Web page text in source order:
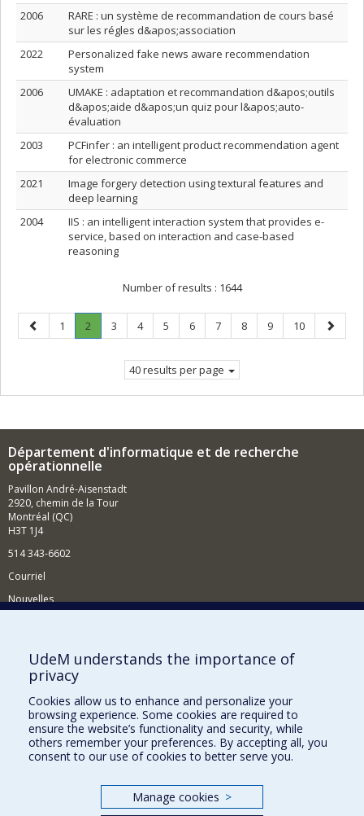
2006
RARE : un système de recommandation de cours basé
sur les régles d&apos;association
2022
Personalized fake news aware recommendation
system
2006
UMAKE : adaptation et recommandation d&apos;outils
d&apos;aide d&apos;un quiz pour l&apos;auto-
évaluation
2003
PCFinfer : an intelligent product recommendation agent
for electronic commerce
2021
Image forgery detection using textural features and
deep learning
2004
IIS : an intelligent interaction system that provides e-
service, based on interaction and case-based
reasoning
Number of results : 1644
Previous
page
Page
1 Page
2
Current
Page
3 Page
4 Page
5 Page
6 Page
7 Page
8 Page
9 Page
10
Next
page
40 results per page
Département d'informatique et de recherche
opérationnelle
Pavillon André-Aisenstadt
2920, chemin de la Tour
Montréal (QC)
H3T 1J4
514 343-6602
Courriel
Nouvelles
Comment soutenir le Département?
BESOIN D'AIDE?
Plan du site
Signaler une erreur
Accessibilité
Nos départements et écoles
UdeM understands the importance of
privacy
Cookies allow us to enhance and personalize your
browsing experience. Some cookies are required to
ensure the website’s functionality and security, while
others remember your preferences. By accepting all, you
consent to our use of cookies to better serve you.
Manage cookies >